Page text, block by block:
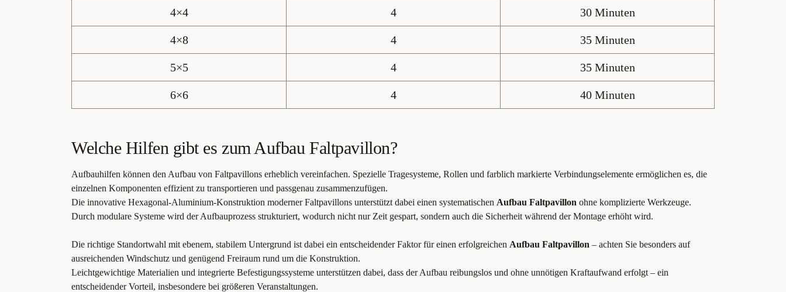
4×4 4 30 Minuten
4×8 4 35 Minuten
5×5 4 35 Minuten
6×6 4 40 Minuten
Welche Hilfen gibt es zum Aufbau Faltpavillon?
Aufbauhilfen können den Aufbau von Faltpavillons erheblich vereinfachen. Spezielle Tragesysteme, Rollen und farblich markierte Verbindungselemente ermöglichen es, die
einzelnen Komponenten effizient zu transportieren und passgenau zusammenzufügen.
Die innovative Hexagonal-Aluminium-Konstruktion moderner Faltpavillons unterstützt dabei einen systematischen Aufbau Faltpavillon ohne komplizierte Werkzeuge.
Durch modulare Systeme wird der Aufbauprozess strukturiert, wodurch nicht nur Zeit gespart, sondern auch die Sicherheit während der Montage erhöht wird.
Die richtige Standortwahl mit ebenem, stabilem Untergrund ist dabei ein entscheidender Faktor für einen erfolgreichen Aufbau Faltpavillon – achten Sie besonders auf
ausreichenden Windschutz und genügend Freiraum rund um die Konstruktion.
Leichtgewichtige Materialien und integrierte Befestigungssysteme unterstützen dabei, dass der Aufbau reibungslos und ohne unnötigen Kraftaufwand erfolgt – ein
entscheidender Vorteil, insbesondere bei größeren Veranstaltungen.